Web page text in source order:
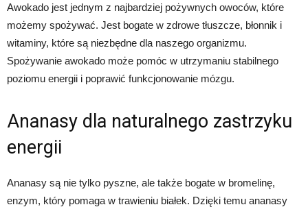
Awokado jest jednym z najbardziej pożywnych owoców, które
możemy spożywać. Jest bogate w zdrowe tłuszcze, błonnik i
witaminy, które są niezbędne dla naszego organizmu.
Spożywanie awokado może pomóc w utrzymaniu stabilnego
poziomu energii i poprawić funkcjonowanie mózgu.
Ananasy dla naturalnego zastrzyku
energii
Ananasy są nie tylko pyszne, ale także bogate w bromelinę,
enzym, który pomaga w trawieniu białek. Dzięki temu ananasy